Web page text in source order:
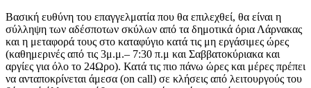
Βασική ευθύνη του επαγγελματία που θα επιλεχθεί, θα είναι η
σύλληψη των αδέσποτων σκύλων από τα δημοτικά όρια Λάρνακας
και η μεταφορά τους στο καταφύγιο κατά τις μη εργάσιμες ώρες
(καθημερινές από τις 3μ.μ.– 7:30 π.μ και Σαββατοκύριακα και
αργίες για όλο το 24Ωρο). Κατά τις πιο πάνω ώρες και μέρες πρέπει
να ανταποκρίνεται άμεσα (on call) σε κλήσεις από λειτουργούς του